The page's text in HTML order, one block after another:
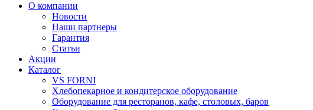
О компании
Новости
Наши партнеры
Гарантия
Статьи
Акции
Каталог
VS FORNI
Хлебопекарное и кондитерское оборудование
Оборудование для ресторанов, кафе, столовых, баров